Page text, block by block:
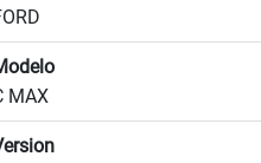
MAX